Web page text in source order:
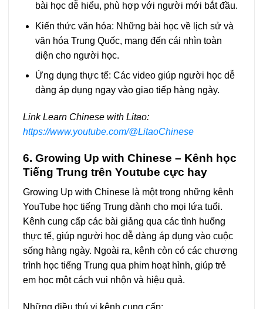
bài học dễ hiểu, phù hợp với người mới bắt đầu.
Kiến thức văn hóa: Những bài học về lịch sử và
văn hóa Trung Quốc, mang đến cái nhìn toàn
diện cho người học.
Ứng dụng thực tế: Các video giúp người học dễ
dàng áp dụng ngay vào giao tiếp hàng ngày.
Link Learn Chinese with Litao:
https://www.youtube.com/@LitaoChinese
6. Growing Up with Chinese – Kênh học
Tiếng Trung trên Youtube cực hay
Growing Up with Chinese là một trong những kênh
YouTube học tiếng Trung dành cho mọi lứa tuổi.
Kênh cung cấp các bài giảng qua các tình huống
thực tế, giúp người học dễ dàng áp dụng vào cuộc
sống hàng ngày. Ngoài ra, kênh còn có các chương
trình học tiếng Trung qua phim hoạt hình, giúp trẻ
em học một cách vui nhộn và hiệu quả.